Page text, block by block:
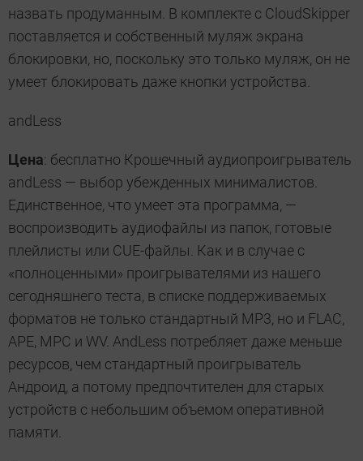
назвать продуманным. В комплекте с CloudSkipper
поставляется и собственный муляж экрана
блокировки, но, поскольку это только муляж, он не
умеет блокировать даже кнопки устройства.
andLess
Цена: бесплатно Крошечный аудиопроигрыватель
andLess — выбор убежденных минималистов.
Единственное, что умеет эта программа, —
воспроизводить аудиофайлы из папок, готовые
плейлисты или CUE-файлы. Как и в случае с
«полноценными» проигрывателями из нашего
сегодняшнего теста, в списке поддерживаемых
форматов не только стандартный MP3, но и FLAC,
APE, MPC и WV. AndLess потребляет даже меньше
ресурсов, чем стандартный проигрыватель
Андроид, а потому предпочтителен для старых
устройств с небольшим объемом оперативной
памяти.